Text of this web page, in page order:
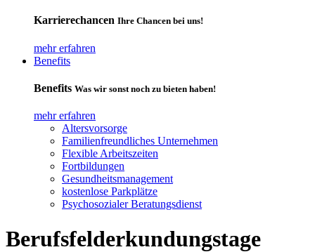
Karrierechancen Ihre Chancen bei uns!
mehr erfahren
Benefits
Benefits Was wir sonst noch zu bieten haben!
mehr erfahren
Altersvorsorge
Familienfreundliches Unternehmen
Flexible Arbeitszeiten
Fortbildungen
Gesundheitsmanagement
kostenlose Parkplätze
Psychosozialer Beratungsdienst
Berufsfelderkundungstage